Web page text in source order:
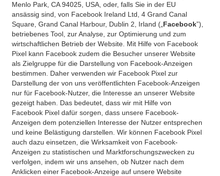
Menlo Park, CA 94025, USA, oder, falls Sie in der EU
ansässig sind, von Facebook Ireland Ltd, 4 Grand Canal
Square, Grand Canal Harbour, Dublin 2, Irland („ Facebook”),
betriebenes Tool, zur Analyse, zur Optimierung und zum
wirtschaftlichen Betrieb der Website. Mit Hilfe von Facebook
Pixel kann Facebook zudem die Besucher unserer Website
als Zielgruppe für die Darstellung von Facebook-Anzeigen
bestimmen. Daher verwenden wir Facebook Pixel zur
Darstellung der von uns veröffentlichten Facebook-Anzeigen
nur für Facebook-Nutzer, die Interesse an unserer Website
gezeigt haben. Das bedeutet, dass wir mit Hilfe von
Facebook Pixel dafür sorgen, dass unsere Facebook-
Anzeigen dem potenziellen Interesse der Nutzer entsprechen
und keine Belästigung darstellen. Wir können Facebook Pixel
auch dazu einsetzen, die Wirksamkeit von Facebook-
Anzeigen zu statistischen und Marktforschungszwecken zu
verfolgen, indem wir uns ansehen, ob Nutzer nach dem
Anklicken einer Facebook-Anzeige auf unsere Website